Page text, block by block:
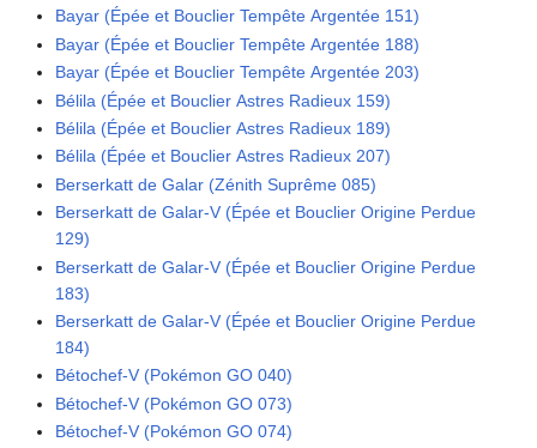
Bayar (Épée et Bouclier Tempête Argentée 151)
Bayar (Épée et Bouclier Tempête Argentée 188)
Bayar (Épée et Bouclier Tempête Argentée 203)
Bélila (Épée et Bouclier Astres Radieux 159)
Bélila (Épée et Bouclier Astres Radieux 189)
Bélila (Épée et Bouclier Astres Radieux 207)
Berserkatt de Galar (Zénith Suprême 085)
Berserkatt de Galar-V (Épée et Bouclier Origine Perdue
129)
Berserkatt de Galar-V (Épée et Bouclier Origine Perdue
183)
Berserkatt de Galar-V (Épée et Bouclier Origine Perdue
184)
Bétochef-V (Pokémon GO 040)
Bétochef-V (Pokémon GO 073)
Bétochef-V (Pokémon GO 074)